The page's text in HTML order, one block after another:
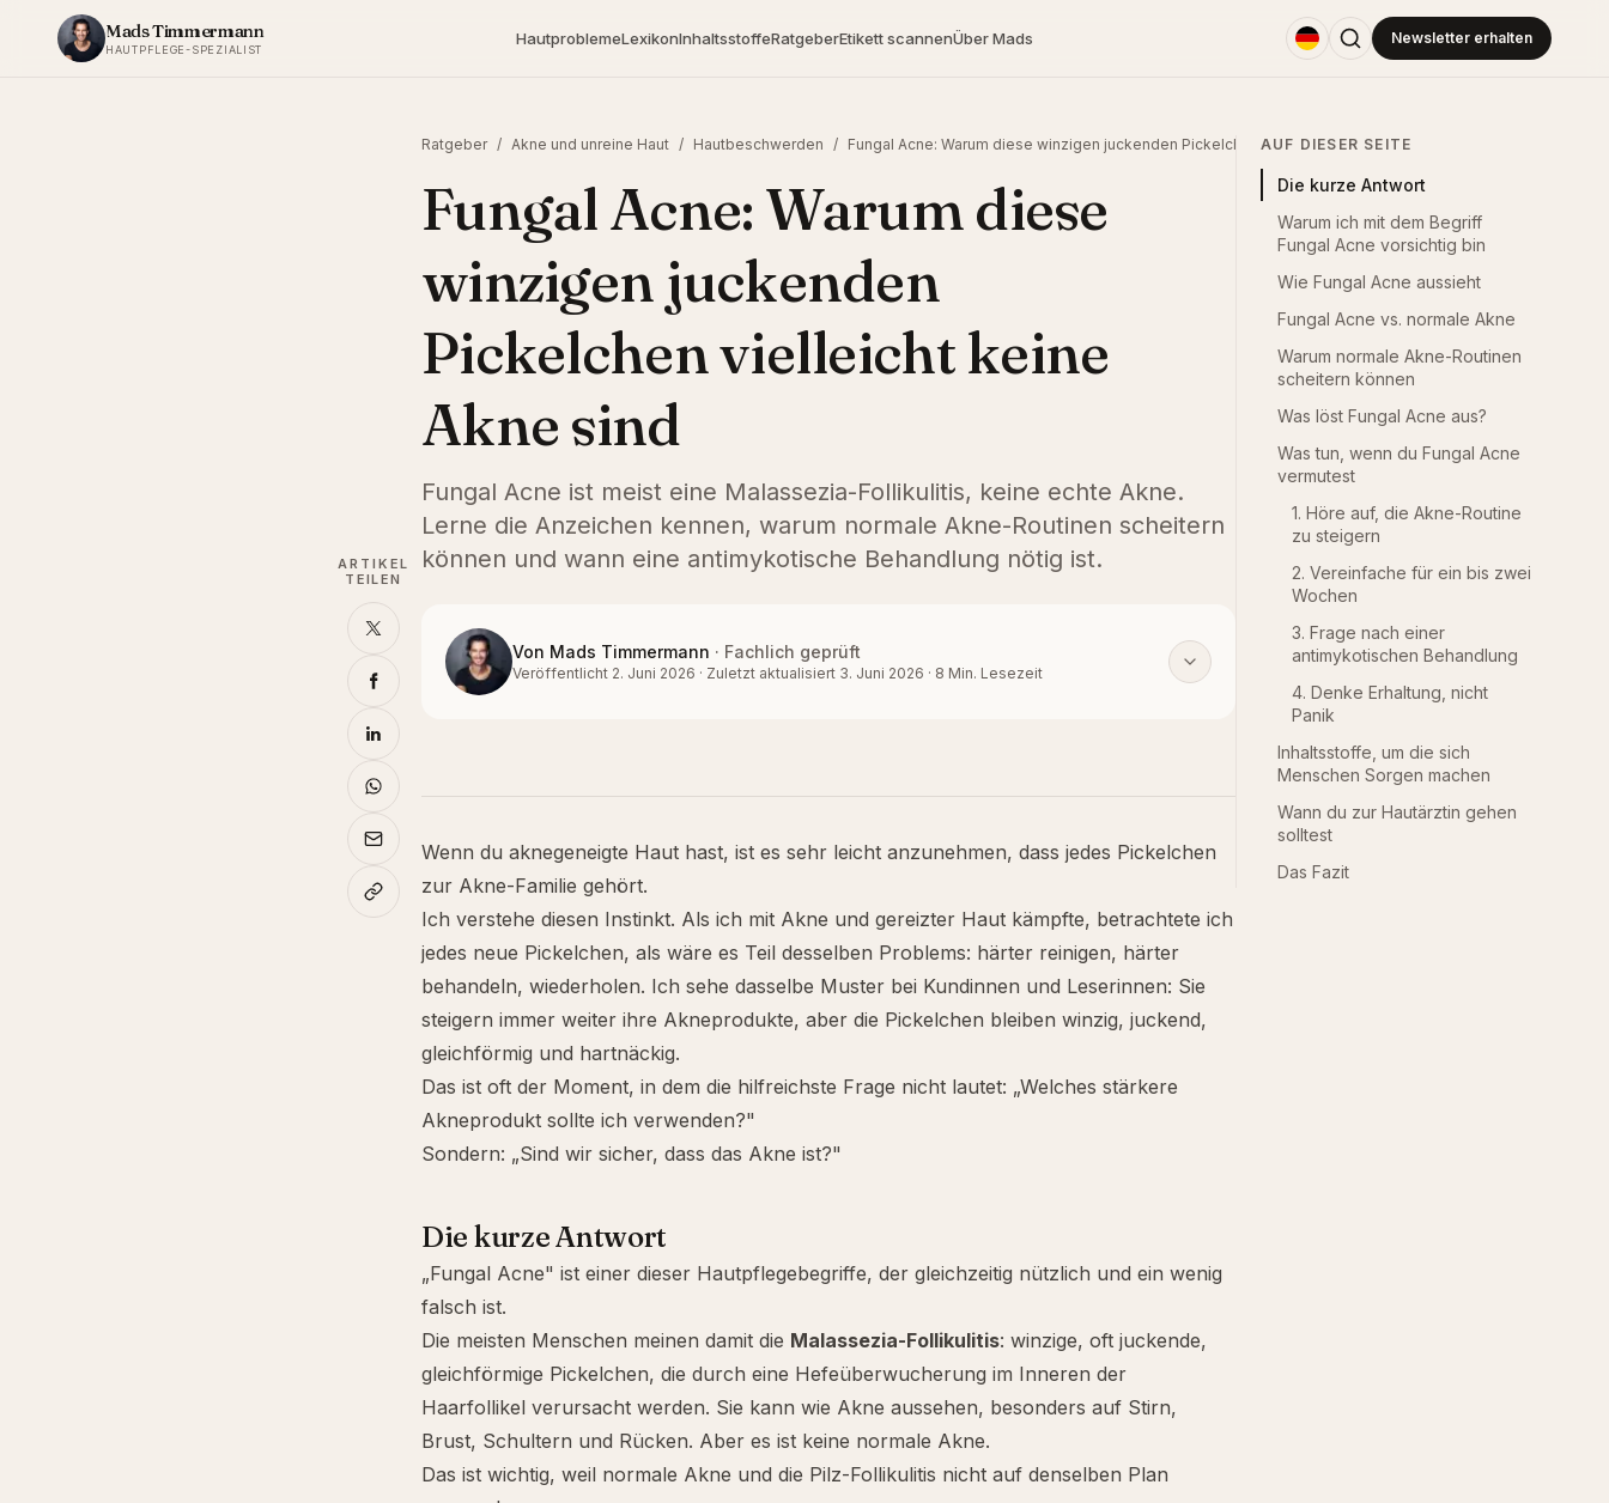
Zum Inhalt springen
Mads Timmermann
HAUTPFLEGE-SPEZIALIST
HautproblemeLexikonInhaltsstoffeRatgeberEtikett scannenÜber Mads Newsletter erhalten
AUF DIESER SEITE
Die kurze Antwort
Warum ich mit dem Begriff
Fungal Acne vorsichtig bin
Wie Fungal Acne aussieht
Fungal Acne vs. normale Akne
Warum normale Akne-Routinen
scheitern können
Was löst Fungal Acne aus?
Was tun, wenn du Fungal Acne
vermutest
1. Höre auf, die Akne-Routine
zu steigern
2. Vereinfache für ein bis zwei
Wochen
3. Frage nach einer
antimykotischen Behandlung
4. Denke Erhaltung, nicht
Panik
Inhaltsstoffe, um die sich
Menschen Sorgen machen
Wann du zur Hautärztin gehen
solltest
Das Fazit
Ratgeber / Akne und unreine Haut / Hautbeschwerden / Fungal Acne: Warum diese winzigen juckenden Pickelchen vielleicht keine Akne sind
Fungal Acne: Warum diese
winzigen juckenden
Pickelchen vielleicht keine
Akne sind
Fungal Acne ist meist eine Malassezia-Follikulitis, keine echte Akne.
Lerne die Anzeichen kennen, warum normale Akne-Routinen scheitern
können und wann eine antimykotische Behandlung nötig ist.
Von Mads Timmermann · Fachlich geprüft
Veröffentlicht 2. Juni 2026 · Zuletzt aktualisiert 3. Juni 2026 · 8 Min. Lesezeit
Wenn du aknegeneigte Haut hast, ist es sehr leicht anzunehmen, dass jedes Pickelchen
zur Akne-Familie gehört.
Ich verstehe diesen Instinkt. Als ich mit Akne und gereizter Haut kämpfte, betrachtete ich
jedes neue Pickelchen, als wäre es Teil desselben Problems: härter reinigen, härter
behandeln, wiederholen. Ich sehe dasselbe Muster bei Kundinnen und Leserinnen: Sie
steigern immer weiter ihre Akneprodukte, aber die Pickelchen bleiben winzig, juckend,
gleichförmig und hartnäckig.
Das ist oft der Moment, in dem die hilfreichste Frage nicht lautet: „Welches stärkere
Akneprodukt sollte ich verwenden?"
Sondern: „Sind wir sicher, dass das Akne ist?"
Die kurze Antwort
„Fungal Acne" ist einer dieser Hautpflegebegriffe, der gleichzeitig nützlich und ein wenig
falsch ist.
Die meisten Menschen meinen damit die Malassezia-Follikulitis: winzige, oft juckende,
gleichförmige Pickelchen, die durch eine Hefeüberwucherung im Inneren der
Haarfollikel verursacht werden. Sie kann wie Akne aussehen, besonders auf Stirn,
Brust, Schultern und Rücken. Aber es ist keine normale Akne.
Das ist wichtig, weil normale Akne und die Pilz-Follikulitis nicht auf denselben Plan
ARTIKEL
TEILEN